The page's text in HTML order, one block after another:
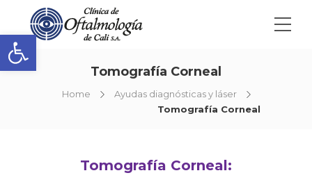
Abrir barra de herramientas
Tomografía Corneal
Home
Ayudas diagnósticas y láser
Tomografía Corneal
Tomografía Corneal: